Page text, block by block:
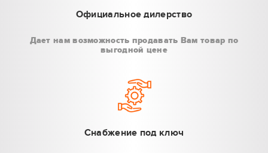
Официальное дилерство
Дает нам возможность продавать Вам товар по
выгодной цене
Снабжение под ключ